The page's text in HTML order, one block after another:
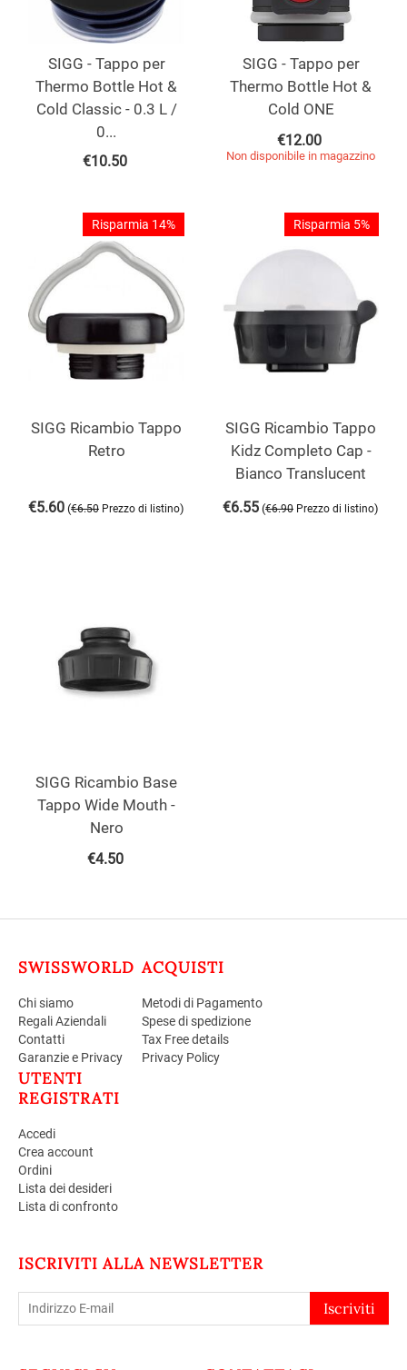
SIGG - Tappo per
Thermo Bottle Hot &
Cold Classic - 0.3 L /
0...
€10.50
SIGG - Tappo per
Thermo Bottle Hot &
Cold ONE
€12.00
Non disponibile in magazzino
Risparmia 14%
SIGG Ricambio Tappo
Retro
€5.60 (€6.50 Prezzo di listino)
Risparmia 5%
SIGG Ricambio Tappo
Kidz Completo Cap -
Bianco Translucent
€6.55 (€6.90 Prezzo di listino)
SIGG Ricambio Base
Tappo Wide Mouth -
Nero
€4.50
SWISSWORLD
Chi siamo
Regali Aziendali
Contatti
Garanzie e Privacy
ACQUISTI
Metodi di Pagamento
Spese di spedizione
Tax Free details
Privacy Policy
UTENTI
REGISTRATI
Accedi
Crea account
Ordini
Lista dei desideri
Lista di confronto
ISCRIVITI ALLA NEWSLETTER
Iscriviti